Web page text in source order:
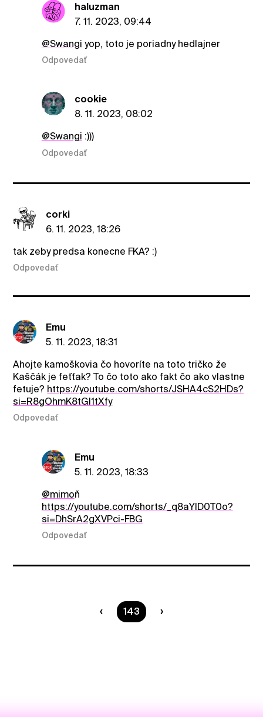
haluzman
7. 11. 2023, 09:44
@Swangi yop, toto je poriadny hedlajner
Odpovedať
cookie
8. 11. 2023, 08:02
@Swangi :)))
Odpovedať
corki
6. 11. 2023, 18:26
tak zeby predsa konecne FKA? :)
Odpovedať
Emu
5. 11. 2023, 18:31
Ahojte kamoškovia čo hovoríte na toto tričko že
Kaščák je feťťak? To čo toto ako fakt čo ako vlastne
fetuje? https://youtube.com/shorts/JSHA4cS2HDs?
si=R8gOhmK8tGl1tXfy
Odpovedať
Emu
5. 11. 2023, 18:33
@mimoň
https://youtube.com/shorts/_q8aYID0T0o?
si=DhSrA2gXVPci-FBG
Odpovedať
Ste na strane
143